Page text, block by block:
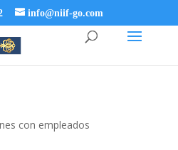
info@niif-go.com
con empleados